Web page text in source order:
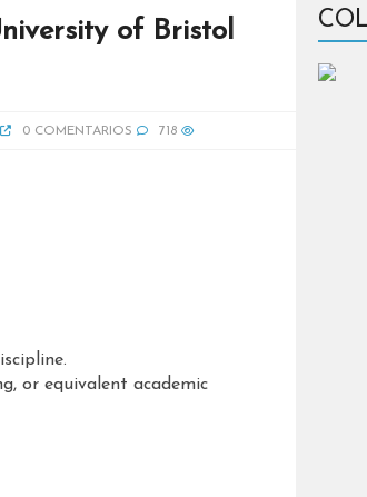
of Bristol
0 COMENTARIOS 718
or equivalent academic